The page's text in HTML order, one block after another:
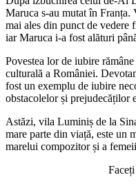
Maruca s-au mutat în
mai ales din punct de vedere
iar Maruca i-a fost alături
Povestea lor de iubire
culturală a României.
fost un exemplu de iubire
obstacolelor și prejudecăților
Astăzi, vila Luminiș de la
mare parte din viață, este un
marelui compozitor și a